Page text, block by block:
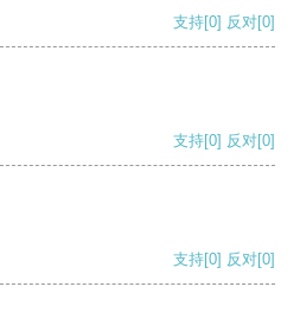
支持[0] 反对[0]
支持[0] 反对[0]
支持[0] 反对[0]